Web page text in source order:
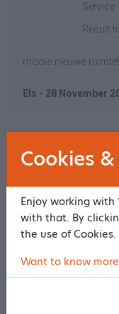
Service
Result
mooie nieuwe ruimte!
Els - 28 November
10
Result
Henk - 13
Cookies
Enjoy working with
with that. By
the use of Cookies.
Want to know